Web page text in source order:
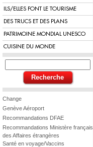
ILS/ELLES FONT LE TOURISME
DES TRUCS ET DES PLANS
PATRIMOINE MONDIAL UNESCO
CUISINE DU MONDE
Change
Genève Aéroport
Recommandations DFAE
Recommandations Ministère français
des Affaires étrangères
Santé en voyage/Vaccins